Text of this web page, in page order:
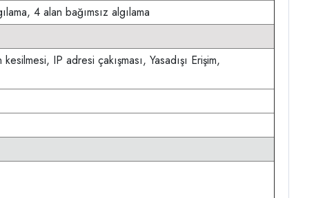
4 alan bağımsız algılama
IP adresi çakışması, Yasadışı Erişim,